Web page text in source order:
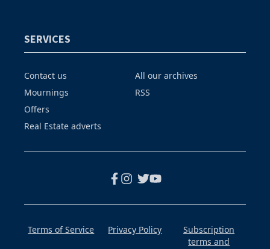
SERVICES
Contact us
Mournings
Offers
Real Estate adverts
All our archives
RSS
Terms of Service Privacy Policy
Subscription
terms and